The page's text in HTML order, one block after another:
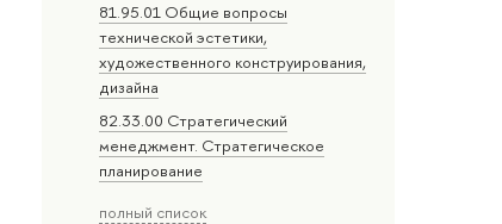
81.95.01 Общие вопросы
технической эстетики,
художественного конструирования,
дизайна
82.33.00 Стратегический
менеджмент. Стратегическое
планирование
полный список